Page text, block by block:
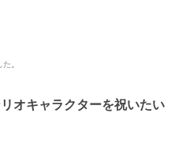
。
オキャラクターを祝いたい